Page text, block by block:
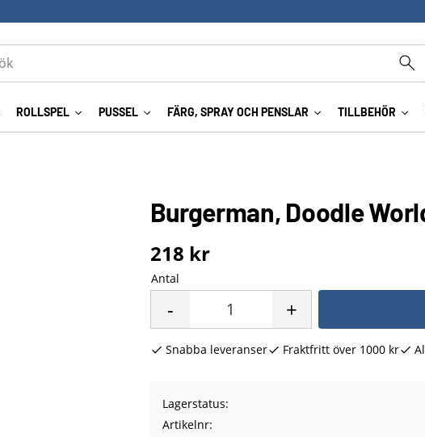
ROLLSPEL PUSSEL FÄRG, SPRAY OCH PENSLAR TILLBEHÖR
Burgerman, Doodle
218 kr
Antal
+
-
Snabba leveranser Fraktfritt över 1000 kr
Lagerstatus
Artikelnr